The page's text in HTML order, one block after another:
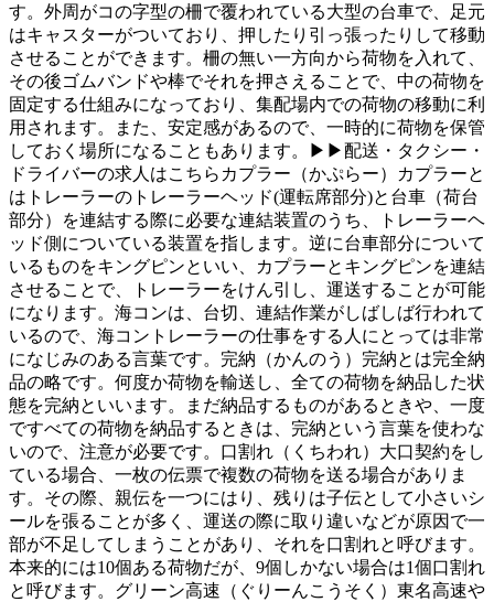
す。外周がコの字型の柵で覆われている大型の台車で、足元
はキャスターがついており、押したり引っ張ったりして移動
させることができます。柵の無い一方向から荷物を入れて、
その後ゴムバンドや棒でそれを押さえることで、中の荷物を
固定する仕組みになっており、集配場内での荷物の移動に利
用されます。また、安定感があるので、一時的に荷物を保管
しておく場所になることもあります。▶▶配送・タクシー・
ドライバーの求人はこちらカプラー（かぷらー）カプラーと
はトレーラーのトレーラーヘッド(運転席部分)と台車（荷台
部分）を連結する際に必要な連結装置のうち、トレーラーヘ
ッド側についている装置を指します。逆に台車部分について
いるものをキングピンといい、カプラーとキングピンを連結
させることで、トレーラーをけん引し、運送することが可能
になります。海コンは、台切、連結作業がしばしば行われて
いるので、海コントレーラーの仕事をする人にとっては非常
になじみのある言葉です。完納（かんのう）完納とは完全納
品の略です。何度か荷物を輸送し、全ての荷物を納品した状
態を完納といいます。まだ納品するものがあるときや、一度
ですべての荷物を納品するときは、完納という言葉を使わな
いので、注意が必要です。口割れ（くちわれ）大口契約をし
ている場合、一枚の伝票で複数の荷物を送る場合がありま
す。その際、親伝を一つにはり、残りは子伝として小さいシ
ールを張ることが多く、運送の際に取り違いなどが原因で一
部が不足してしまうことがあり、それを口割れと呼びます。
本来的には10個ある荷物だが、9個しかない場合は1個口割れ
と呼びます。グリーン高速（ぐりーんこうそく）東名高速や